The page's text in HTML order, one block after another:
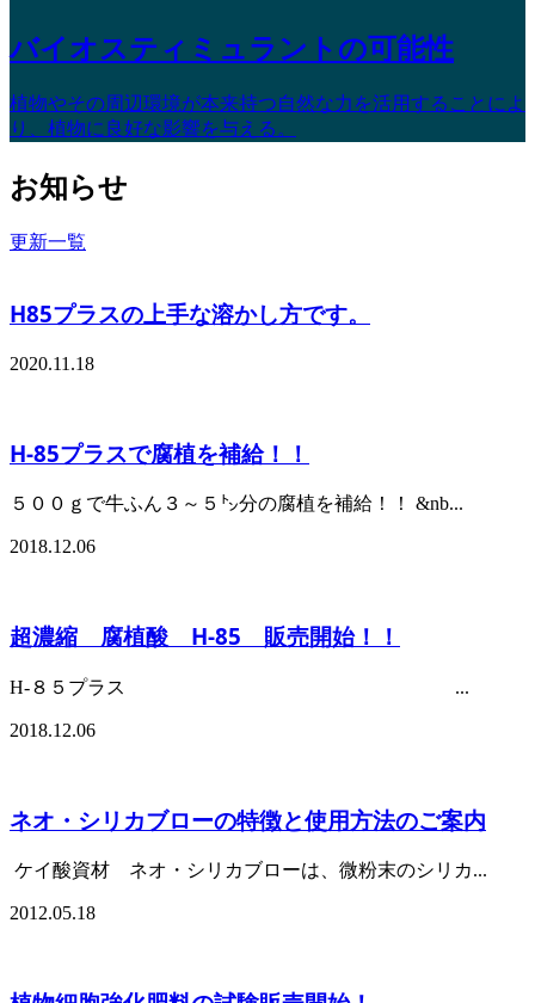
バイオスティミュラントの可能性
植物やその周辺環境が本来持つ自然な力を活用することによ
り、植物に良好な影響を与える。
お知らせ
更新一覧
H85プラスの上手な溶かし方です。
2020.11.18
H-85プラスで腐植を補給！！
５００ｇで牛ふん３～５㌧分の腐植を補給！！ &nb...
2018.12.06
超濃縮 腐植酸 H-85 販売開始！！
H-８５プラス ...
2018.12.06
ネオ・シリカブローの特徴と使用方法のご案内
ケイ酸資材 ネオ・シリカブローは、微粉末のシリカ...
2012.05.18